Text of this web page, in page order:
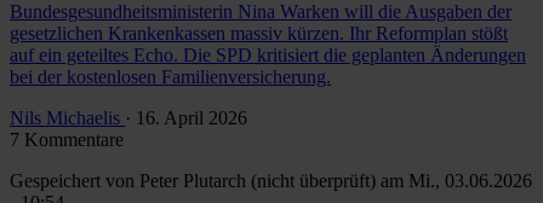
Bundesgesundheitsministerin Nina Warken will die Ausgaben der
gesetzlichen Krankenkassen massiv kürzen. Ihr Reformplan stößt
auf ein geteiltes Echo. Die SPD kritisiert die geplanten Änderungen
bei der kostenlosen Familienversicherung.
Nils Michaelis · 16. April 2026
7 Kommentare
Gespeichert von Peter Plutarch (nicht überprüft) am Mi., 03.06.2026